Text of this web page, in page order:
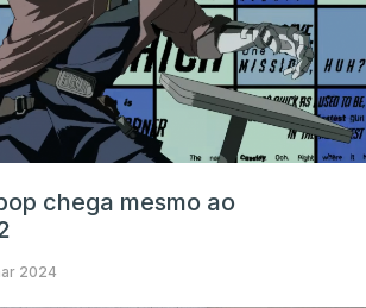
chega mesmo ao
2024